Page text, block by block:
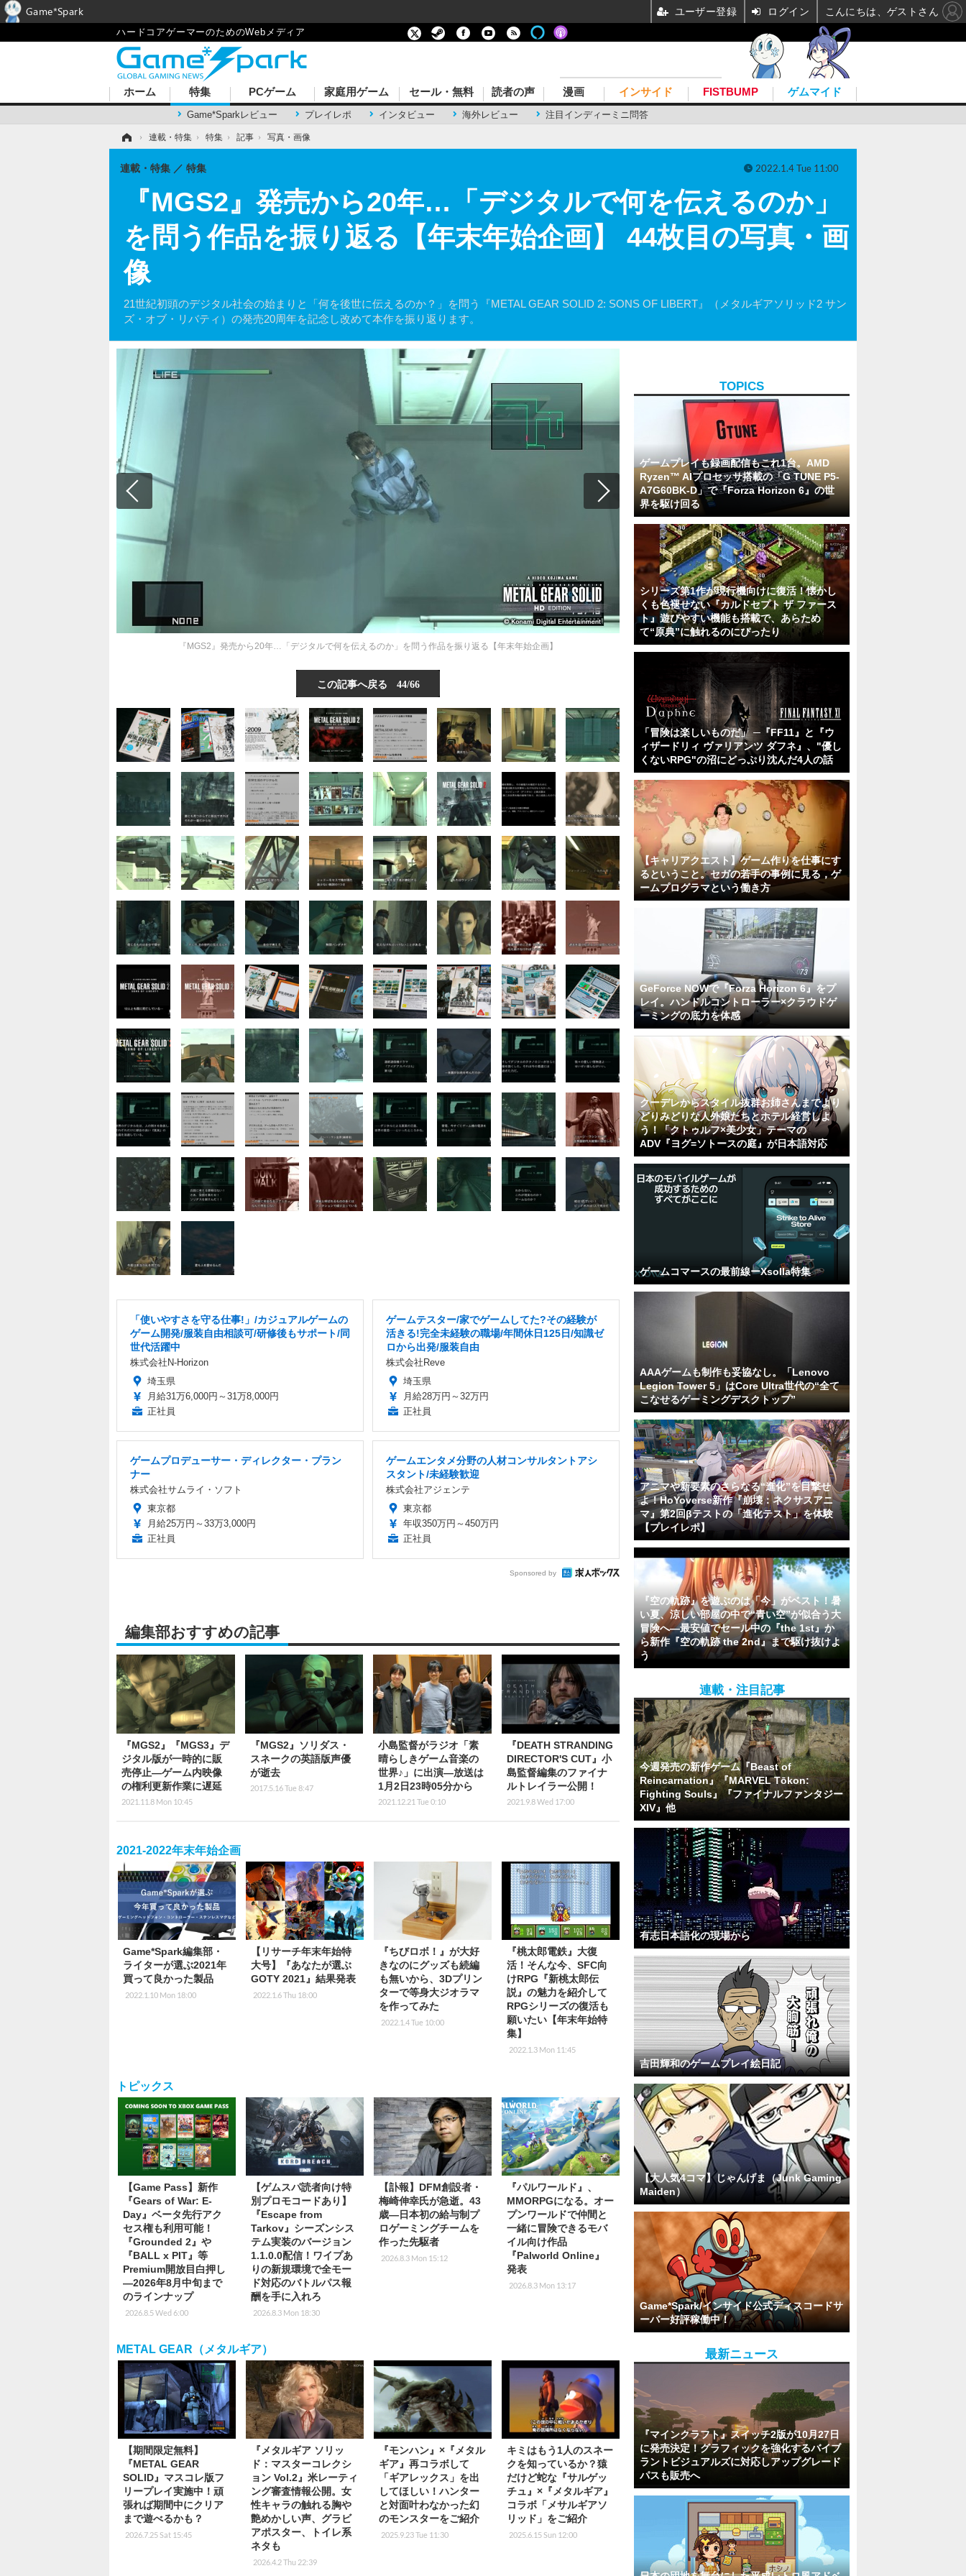
ハードコアゲーマーのためのWebメディア
ホーム 特集
Game*Sparkレビュー プレイレポ インタビュー 海外レビュー 注目インディーミニ問答
PCゲーム 家庭用ゲーム セール・無料 読者の声 漫画 インサイド FISTBUMP ゲムマイド
› 連載・特集 › 特集 › 記事 › 写真・画像
『MGS2』発売から20年…「デジタルで何を伝えるのか」
を問う作品を振り返る【年末年始企画】 44枚目の写真・画
像
21世紀初頭のデジタル社会の始まりと「何を後世に伝えるのか？」を問う『METAL GEAR SOLID 2: SONS OF LIBERT』（メタルギアソリッド2 サン
ズ・オブ・リバティ）の発売20周年を記念し改めて本作を振り返ります。
連載・特集 特集 2022.1.4 Tue 11:00
『MGS2』発売から20年…「デジタルで何を伝えるのか」を問う作品を振り返る【年末年始企画】
この記事へ戻る 44/66
「使いやすさを守る仕事!」/カジュアルゲームの
ゲーム開発/服装自由相談可/研修後もサポート/同
世代活躍中
株式会社N-Horizon
埼玉県
月給31万6,000円～31万8,000円
正社員
ゲームテスター/家でゲームしてた?その経験が
活きる!完全未経験の職場/年間休日125日/知識ゼ
ロから出発/服装自由
株式会社Reve
埼玉県
月給28万円～32万円
正社員
ゲームプロデューサー・ディレクター・プラン
ナー
株式会社サムライ・ソフト
東京都
月給25万円～33万3,000円
正社員
ゲームエンタメ分野の人材コンサルタントアシ
スタント/未経験歓迎
株式会社アジェンテ
東京都
年収350万円～450万円
正社員
Sponsored by
編集部おすすめの記事
『MGS2』『MGS3』デ
ジタル版が一時的に販
売停止―ゲーム内映像
の権利更新作業に遅延
2021.11.8 Mon 10:45
『MGS2』ソリダス・
スネークの英語版声優
が逝去
2017.5.16 Tue 8:47
小島監督がラジオ「素
晴らしきゲーム音楽の
世界♪」に出演―放送は
1月2日23時05分から
2021.12.21 Tue 0:10
『DEATH STRANDING
DIRECTOR'S CUT』小
島監督編集のファイナ
ルトレイラー公開！
2021.9.8 Wed 17:00
2021-2022年末年始企画
Game*Spark編集部・
ライターが選ぶ2021年
買って良かった製品
2022.1.10 Mon 18:00
【リサーチ年末年始特
大号】『あなたが選ぶ
GOTY 2021』結果発表
2022.1.6 Thu 18:00
『ちびロボ！』が大好
きなのにグッズも続編
も無いから、3Dプリン
ターで等身大ジオラマ
を作ってみた
2022.1.4 Tue 10:00
『桃太郎電鉄』大復
活！そんな今、SFC向
けRPG『新桃太郎伝
説』の魅力を紹介して
RPGシリーズの復活も
願いたい【年末年始特
集】
2022.1.3 Mon 11:45
トピックス
【Game Pass】新作
『Gears of War: E-
Day』ベータ先行アク
セス権も利用可能！
『Grounded 2』や
『BALL x PIT』等
Premium開放目白押し
―2026年8月中旬まで
のラインナップ
2026.8.5 Wed 6:00
【ゲムスパ読者向け特
別プロモコードあり】
『Escape from
Tarkov』シーズンシス
テム実装のバージョン
1.1.0.0配信！ワイプあ
りの新規環境で全モー
ド対応のバトルパス報
酬を手に入れろ
2026.8.3 Mon 18:30
【訃報】DFM創設者・
梅崎伸幸氏が急逝。43
歳―日本初の給与制プ
ロゲーミングチームを
作った先駆者
2026.8.3 Mon 15:12
『パルワールド』、
MMORPGになる。オー
プンワールドで仲間と
一緒に冒険できるモバ
イル向け作品
『Palworld Online』
発表
2026.8.3 Mon 13:17
METAL GEAR（メタルギア）
【期間限定無料】
『METAL GEAR
SOLID』マスコレ版フ
リープレイ実施中！頑
張れば期間中にクリア
まで遊べるかも？
2026.7.25 Sat 15:45
『メタルギア ソリッ
ド：マスターコレクシ
ョン Vol.2』米レーティ
ング審査情報公開。女
性キャラの触れる胸や
艶めかしい声、グラビ
アポスター、トイレ系
ネタも
2026.4.2 Thu 22:39
『モンハン』×『メタル
ギア』再コラボして
「ギアレックス」を出
してほしい！ハンター
と対面叶わなかった幻
のモンスターをご紹介
2025.9.23 Tue 11:30
キミはもう1人のスネー
クを知っているか？猿
だけど蛇な『サルゲッ
チュ』×『メタルギア』
コラボ「メサルギアソ
リッド」をご紹介
2025.6.15 Sun 12:00
TOPICS
ゲームプレイも録画配信もこれ1台。AMD
Ryzen™ AIプロセッサ搭載の「G TUNE P5-
A7G60BK-D」で『Forza Horizon 6』の世
界を駆け回る
シリーズ第1作が現行機向けに復活！懐かし
くも色褪せない『カルドセプト ザ ファース
ト』遊びやすい機能も搭載で、あらため
て“原典”に触れるのにぴったり
「冒険は楽しいものだ」 ─『FF11』と『ウ
ィザードリィ ヴァリアンツ ダフネ』、"優し
くないRPG"の沼にどっぷり沈んだ4人の話
【キャリアクエスト】ゲーム作りを仕事にす
るということ。セガの若手の事例に見る，ゲ
ームプログラマという働き方
GeForce NOWで『Forza Horizon 6』をプ
レイ。ハンドルコントローラー×クラウドゲ
ーミングの底力を体感
クーデレからスタイル抜群お姉さんまでより
どりみどりな人外娘たちとホテル経営しよ
う！「クトゥルフ×美少女」テーマの
ADV『ヨグ=ソトースの庭』が日本語対応
ゲームコマースの最前線ーXsolla特集
AAAゲームも制作も妥協なし。「Lenovo
Legion Tower 5」はCore Ultra世代の“全て
こなせるゲーミングデスクトップ”
アニマや新要素のさらなる“進化”を目撃せ
よ！HoYoverse新作『崩壊：ネクサスアニ
マ』第2回βテストの「進化テスト」を体験
【プレイレポ】
『空の軌跡』を遊ぶのは「今」がベスト！暑
い夏、涼しい部屋の中で“青い空”が似合う大
冒険へ―最安値でセール中の『the 1st』か
ら新作『空の軌跡 the 2nd』まで駆け抜けよ
う
連載・注目記事
今週発売の新作ゲーム『Beast of
Reincarnation』『MARVEL Tōkon:
Fighting Souls』『ファイナルファンタジー
XIV』他
有志日本語化の現場から
吉田輝和のゲームプレイ絵日記
【大人気4コマ】じゃんげま（Junk Gaming
Maiden）
Game*Spark/インサイド公式ディスコードサ
ーバー好評稼働中！
最新ニュース
『マインクラフト』スイッチ2版が10月27日
に発売決定！グラフィックを強化するバイブ
ラントビジュアルズに対応しアップグレード
パスも販売へ
Game*Spark ユーザー登録 ログイン こんにちは、ゲストさん